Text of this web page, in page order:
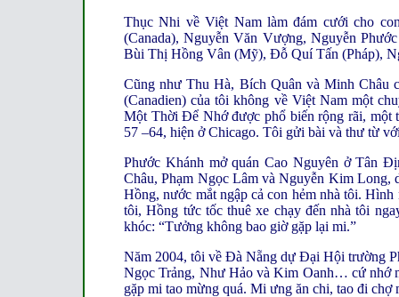
Thục Nhi về Việt Nam làm đám cưới cho
(Canada), Nguyễn Văn Vượng, Nguyễn
Bùi Thị Hồng Vân (Mỹ), Đỗ Quí Tấn (Pháp),
Cũng như Thu Hà, Bích Quân và Minh Châu
(Canadien) của tôi không về Việt Nam một
Một Thời Để Nhớ được phổ biến rộng rãi, một
57 –64, hiện ở Chicago. Tôi gửi bài và thư từ
Phước Khánh mở quán Cao Nguyên ở Tân
Châu, Phạm Ngọc Lâm và Nguyễn Kim Long,
Hồng, nước mắt ngập cả con hẻm nhà tôi.
tôi, Hồng tức tốc thuê xe chạy đến nhà tôi
khóc: “Tưởng không bao giờ gặp lại mi.”
Năm 2004, tôi về Đà Nẵng dự Đại Hội trường
Ngọc Trảng, Như Hảo và Kim Oanh… cứ nhớ
gặp mi tao mừng quá. Mi ưng ăn chi, tao đi chợ